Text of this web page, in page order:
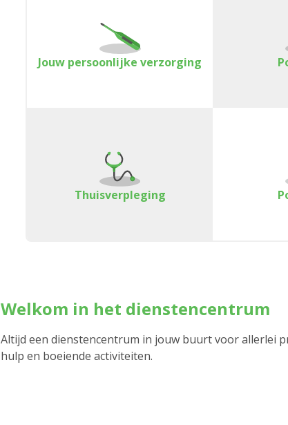
Jouw persoonlijke verzorging
Thuisverpleging
Welkom in het dienstencentrum
Altijd een dienstencentrum in jouw buurt voor allerlei
hulp en boeiende activiteiten.